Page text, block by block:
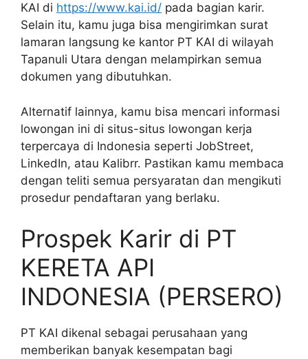
KAI di https://www.kai.id/ pada bagian karir.
Selain itu, kamu juga bisa mengirimkan surat
lamaran langsung ke kantor PT KAI di wilayah
Tapanuli Utara dengan melampirkan semua
dokumen yang dibutuhkan.
Alternatif lainnya, kamu bisa mencari informasi
lowongan ini di situs-situs lowongan kerja
terpercaya di Indonesia seperti JobStreet,
LinkedIn, atau Kalibrr. Pastikan kamu membaca
dengan teliti semua persyaratan dan mengikuti
prosedur pendaftaran yang berlaku.
Prospek Karir di PT
KERETA API
INDONESIA (PERSERO)
PT KAI dikenal sebagai perusahaan yang
memberikan banyak kesempatan bagi